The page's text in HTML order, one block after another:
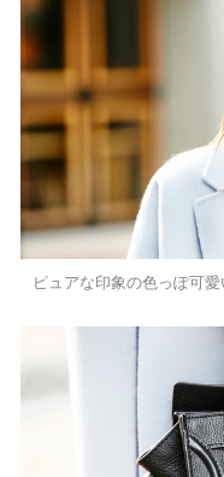
ピュアな印象の色っぽ可